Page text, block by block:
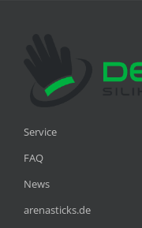
Service
FAQ
News
arenasticks.de